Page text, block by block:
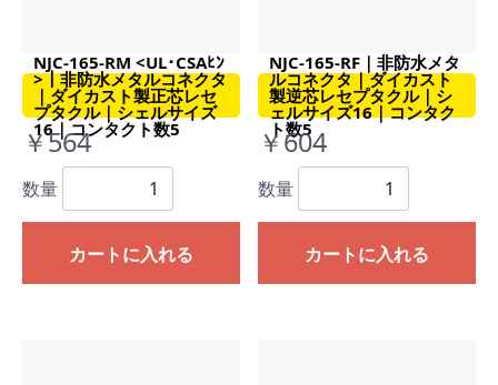
NJC-165-RM <UL･CSAﾋﾝ
>｜非防水メタルコネクタ
｜ダイカスト製正芯レセ
プタクル｜シェルサイズ
16｜コンタクト数5
￥564
数量
カートに入れる
NJC-165-RF｜非防水メタ
ルコネクタ｜ダイカスト
製逆芯レセプタクル｜シ
ェルサイズ16｜コンタク
ト数5
￥604
数量
カートに入れる